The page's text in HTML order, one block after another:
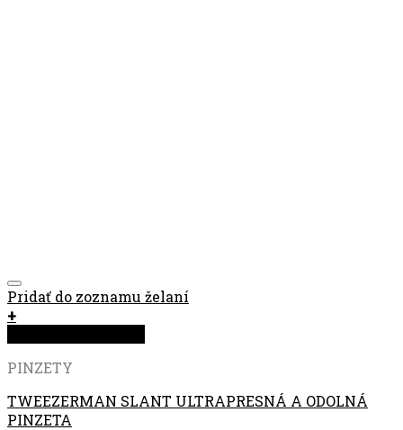
Pridať do zoznamu želaní
+
PINZETY
TWEEZERMAN SLANT ULTRAPRESNÁ A ODOLNÁ
PINZETA